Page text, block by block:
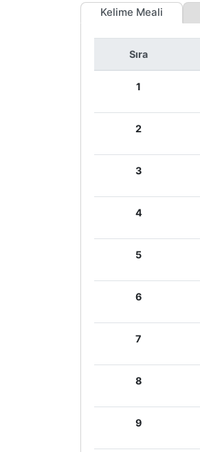
Kelime Meali
Sıra
1
2
3
4
5
6
7
8
9